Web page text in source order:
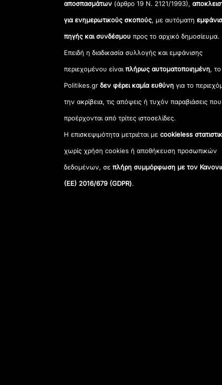
αποσπασμάτων (άρθρο 19 Ν. 2121/1993),
για ενημερωτικούς σκοπούς, με αυτόματη
πηγής και συνδέσμου προς το αρχικό δημοσίευμα.
Επειδή η διαδικασία συλλογής και εμφάνισης
περιεχομένου είναιπλήρως αυτοματοποιημένη, το
Politikes.grδεν φέρει καμία ευθύνη για το
την ακρίβεια, τις απόψεις ή τυχόν παραβιάσεις που
προέρχονται από τρίτες ιστοσελίδες.
Η επισκεψιμότητα μετριέται μεcookieless
χωρίς χρήση cookies ή αποθήκευση προσωπικών
δεδομένων, σεπλήρη συμμόρφωση με τον
(ΕΕ) 2016/679 (GDPR).